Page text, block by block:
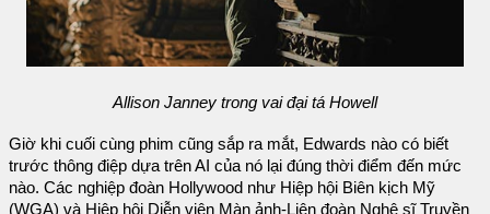
Allison Janney trong vai đại tá Howell
Giờ khi cuối cùng phim cũng sắp ra mắt, Edwards nào có biết
trước thông điệp dựa trên AI của nó lại đúng thời điểm đến mức
nào. Các nghiệp đoàn Hollywood như Hiệp hội Biên kịch Mỹ
(WGA) và Hiệp hội Diễn viên Màn ảnh-Liên đoàn Nghệ sĩ Truyền